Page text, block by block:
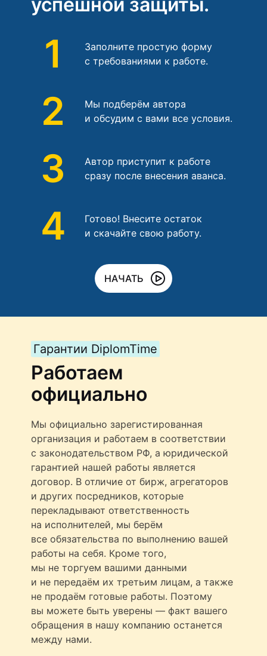
успешной защиты.
1
Заполните простую форму
с требованиями к работе.
2
Мы подберём автора
и обсудим с вами все условия.
3
Автор приступит к работе
сразу после внесения аванса.
4
Готово! Внесите остаток
и скачайте свою работу.
НАЧАТЬ
Гарантии DiplomTime
Работаем
официально
Мы официально зарегистированная
организация и работаем в соответствии
с законодательством РФ, а юридической
гарантией нашей работы является
договор. В отличие от бирж, агрегаторов
и других посредников, которые
перекладывают ответственность
на исполнителей, мы берём
все обязательства по выполнению вашей
работы на себя. Кроме того,
мы не торгуем вашими данными
и не передаём их третьим лицам, а также
не продаём готовые работы. Поэтому
вы можете быть уверены — факт вашего
обращения в нашу компанию останется
между нами.